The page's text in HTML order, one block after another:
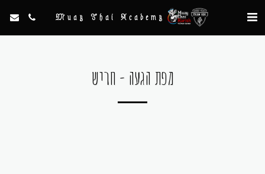
Muay Thai Academy
מפת הגעה - חריש